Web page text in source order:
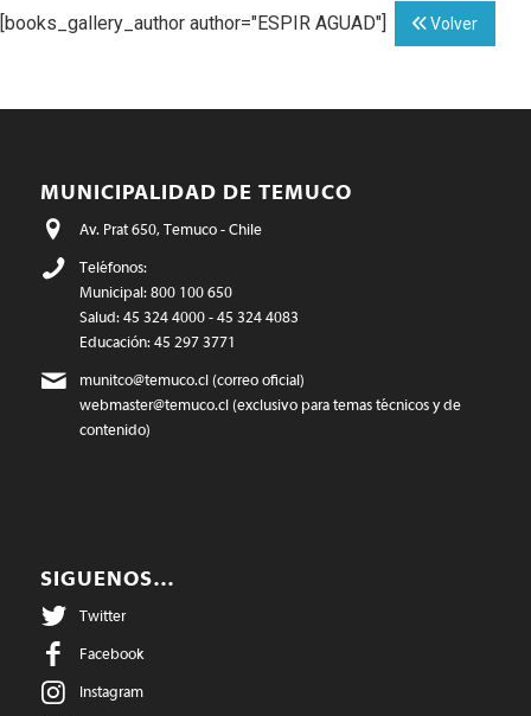
[books_gallery_author author="ESPIR AGUAD"] Volver
MUNICIPALIDAD DE TEMUCO
Av. Prat 650, Temuco - Chile
Teléfonos:
Municipal: 800 100 650
Salud: 45 324 4000 - 45 324 4083
Educación: 45 297 3771
munitco@temuco.cl(correo oficial)
webmaster@temuco.cl(exclusivo para temas técnicos y de
contenido)
SIGUENOS…
Twitter
Facebook
Instagram